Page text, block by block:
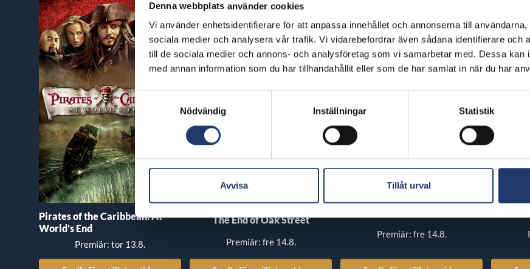
Denna webbplats använder cookies
Vi använder enhetsidentifierare för att anpassa innehållet och annonserna till
sociala medier och analysera vår trafik. Vi vidarebefordrar även sådana identifierare och
till de sociala medier och annons- och analysföretag som vi samarbetar med. Dessa kan
med annan information som du har tillhandahållit eller som de har samlat in när du har
Samtyckesval
Nödvändig
Inställningar Statistik
Avvisa Tillåt urval
Pirates of the Caribbean: At
World’s End
Premiär: tor 13.8.
The End of Oak Street
Premiär: fre 14.8.
Premiär: fre 14.8.